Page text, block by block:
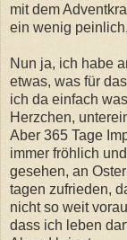
mit dem
ein wenig
Nun ja, ich habe
etwas, was für
ich da einfach
Herzchen,
Aber 365 Tage
immer fröhlich
gesehen, an
tagen zufrieden,
nicht so weit
dass ich leben